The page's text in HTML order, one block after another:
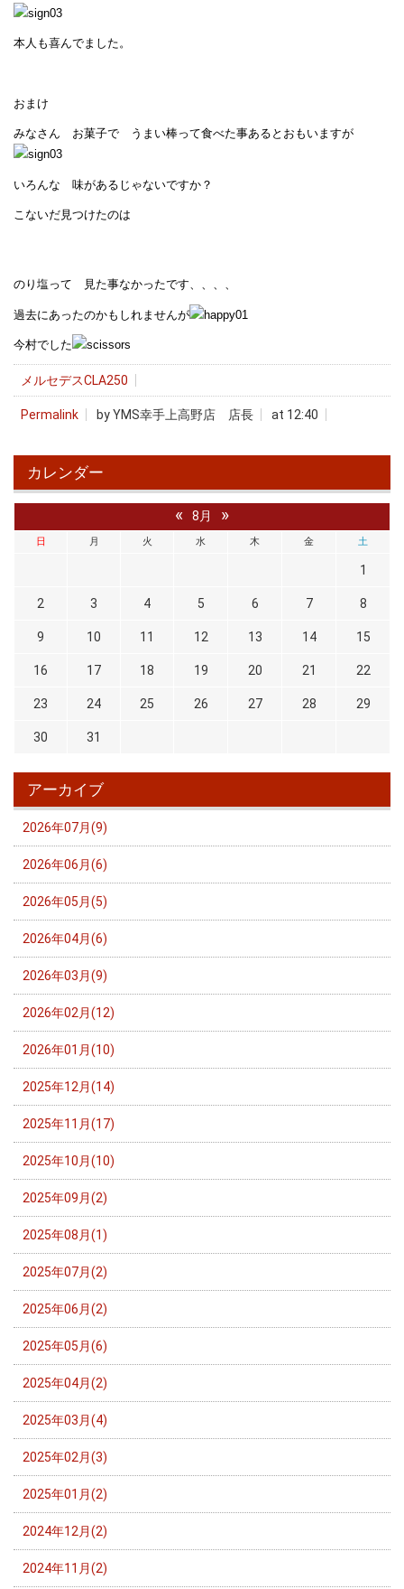
本人も喜んでました。
おまけ
みなさん お菓子で うまい棒って食べた事あるとおもいますが
いろんな 味があるじゃないですか？
こないだ見つけたのは
のり塩って 見た事なかったです、、、、
過去にあったのかもしれませんが
今村でした
メルセデスCLA250
Permalink by YMS幸手上高野店 店長 at 12:40
カレンダー
« 8月 »
日 月 火 水 木 金 土
1
2 3 4 5 6 7 8
9 10 11 12 13 14 15
16 17 18 19 20 21 22
23 24 25 26 27 28 29
30 31
アーカイブ
2026年07月(9)
2026年06月(6)
2026年05月(5)
2026年04月(6)
2026年03月(9)
2026年02月(12)
2026年01月(10)
2025年12月(14)
2025年11月(17)
2025年10月(10)
2025年09月(2)
2025年08月(1)
2025年07月(2)
2025年06月(2)
2025年05月(6)
2025年04月(2)
2025年03月(4)
2025年02月(3)
2025年01月(2)
2024年12月(2)
2024年11月(2)